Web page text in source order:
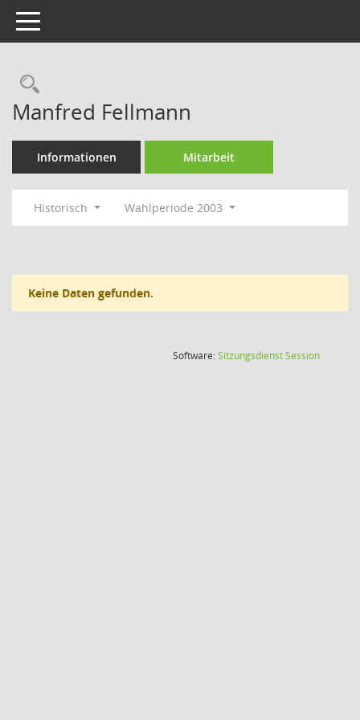
Toggle navigation
Rechercheauswahl
Manfred Fellmann
Informationen Mitarbeit
Historisch Wahlperiode 2003
Keine Daten gefunden.
Software:SitzungsdienstSession(Wird in